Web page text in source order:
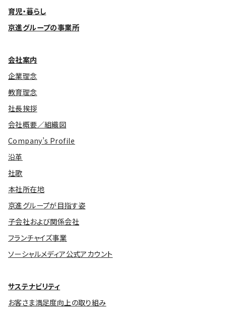
育児・暮らし
京進グループの事業所
会社案内
企業理念
教育理念
社長挨拶
会社概要／組織図
Company’s Profile
沿革
社歌
本社所在地
京進グループが目指す姿
子会社および関係会社
フランチャイズ事業
ソーシャルメディア公式アカウント
サステナビリティ
お客さま満足度向上の取り組み